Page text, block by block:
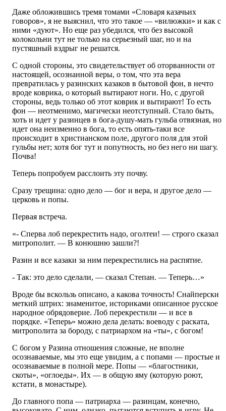
Даже обложившись тремя томами «Словаря казачьих
говоров», я не выяснил, что это такое — «вилюжки» и как с
ними «дуют». Но еще раз убедился, что без высокой
колокольни тут не только на серьезный шаг, но и на
пустяшный вздрыг не решатся.
С одной стороны, это свидетельствует об оторванности от
настоящей, осознанной веры, о том, что эта вера
превратилась у разинских казаков в бытовой фон, в нечто
вроде коврика, о который вытирают ноги. Но, с другой
стороны, ведь только об этот коврик и вытирают! То есть
фон — неотменимо, магически неотступный. Стало быть,
хоть и идет у разинцев в бога-душу-мать гульба отвязная, но
идет она неизменно в бога, то есть опять-таки все
происходит в христианском поле, другого поля для этой
гульбы нет; хотя бог тут и попутность, но без него ни шагу.
Почва!
Теперь попробуем расслоить эту почву.
Сразу трещина: одно дело — бог и вера, и другое дело —
церковь и попы.
Первая встреча.
«- Сперва лоб перекрестить надо, оголтеи! — строго сказал
митрополит. — В конюшню зашли?!
Разин и все казаки за ним перекрестились на распятие.
- Так: это дело сделали, — сказал Степан. — Теперь…»
Вроде бы вскользь описано, а какова точность! Снайперски
меткий штрих: знаменитое, историками описанное русское
народное обрядоверие. Лоб перекрестили — и все в
порядке. «Теперь» можно дела делать: воеводу с раската,
митрополита за бороду, с патриархом на «ты», с богом!
С богом у Разина отношения сложные, не вполне
осознаваемые, мы это еще увидим, а с попами — простые и
осознаваемые в полной мере. Попы — «благостники,
скоты», «оглоеды». Их — в общую яму (которую роют,
кстати, в монастыре).
До главного попа — патриарха — разинцам, конечно,